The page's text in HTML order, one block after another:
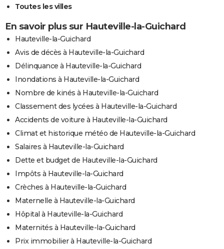
Toutes les villes
En savoir plus sur Hauteville-la-Guichard
Hauteville-la-Guichard
Avis de décès à Hauteville-la-Guichard
Délinquance à Hauteville-la-Guichard
Inondations à Hauteville-la-Guichard
Nombre de kinés à Hauteville-la-Guichard
Classement des lycées à Hauteville-la-Guichard
Accidents de voiture à Hauteville-la-Guichard
Climat et historique météo de Hauteville-la-Guichard
Salaires à Hauteville-la-Guichard
Dette et budget de Hauteville-la-Guichard
Impôts à Hauteville-la-Guichard
Crèches à Hauteville-la-Guichard
Maternelle à Hauteville-la-Guichard
Hôpital à Hauteville-la-Guichard
Maternités à Hauteville-la-Guichard
Prix immobilier à Hauteville-la-Guichard